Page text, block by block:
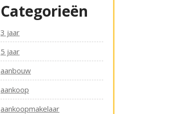
Categorieën
3 jaar
5 jaar
aanbouw
aankoop
aankoopmakelaar